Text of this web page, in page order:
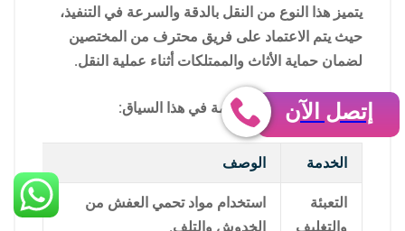
يتميز هذا النوع من النقل بالدقة والسرعة في التنفيذ،
حيث يتم الاعتماد على فريق محترف من المختصين
لضمان حماية الأثاث والممتلكات أثناء عملية النقل.
وتتضمن الخدمات المقدمة في هذا السياق:
الخدمة الوصف
التعبئة
والتغليف
استخدام مواد تحمي العفش من
الخدوش والتلف.
إتصل الآن